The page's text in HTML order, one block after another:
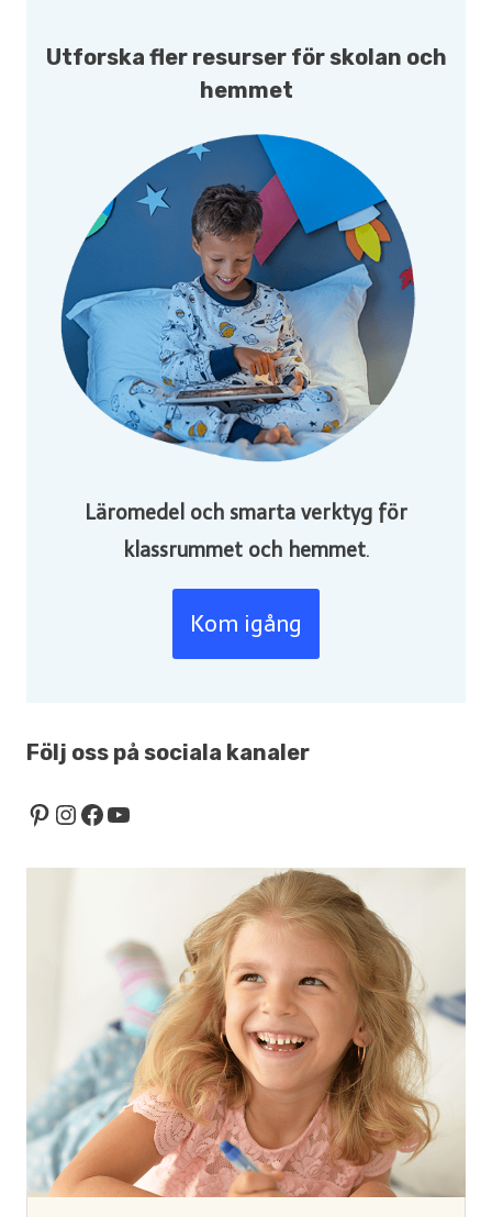
Utforska fler resurser för skolan och
hemmet
Läromedel och smarta verktyg för
klassrummet och hemmet.
Kom igång
Följ oss på sociala kanaler
Pinterest
Instagram
Facebook
YouTube